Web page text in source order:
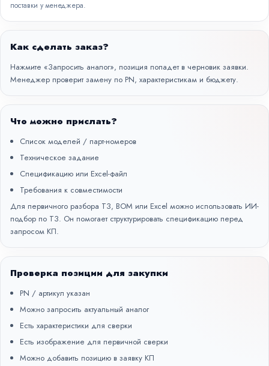
поставки у менеджера.
Как сделать заказ?
Нажмите «Запросить аналог», позиция попадет в черновик заявки.
Менеджер проверит замену по PN, характеристикам и бюджету.
Что можно прислать?
Список моделей / парт-номеров
Техническое задание
Спецификацию или Excel-файл
Требования к совместимости
Для первичного разбора ТЗ, BOM или Excel можно использовать ИИ-
подбор по ТЗ. Он помогает структурировать спецификацию перед
запросом КП.
Проверка позиции для закупки
PN / артикул указан
Можно запросить актуальный аналог
Есть характеристики для сверки
Есть изображение для первичной сверки
Можно добавить позицию в заявку КП